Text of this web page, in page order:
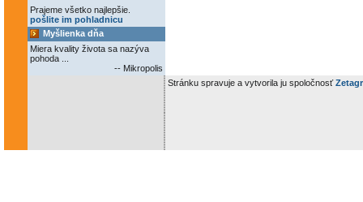
Prajeme všetko najlepšie.
pošlite im pohladnicu
Myšlienka dňa
Miera kvality života sa nazýva
pohoda ...
-- Mikropolis
Stránku spravuje a vytvorila ju spoločnosť